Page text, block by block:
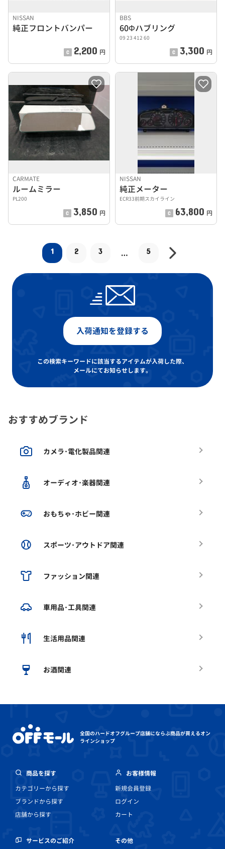
NISSAN
純正フロントバンパー
2,200 円
BBS
60Φハブリング
09 23 412 60
3,300 円
CARMATE
ルームミラー
PL200
3,850 円
NISSAN
純正メーター
ECR33前期スカイライン
63,800 円
1 2 3 … 5
入荷通知を登録する
この検索キーワードに該当するアイテムが入荷した際、
メールにてお知らせします。
おすすめブランド
カメラ･電化製品関連
オーディオ･楽器関連
おもちゃ･ホビー関連
スポーツ･アウトドア関連
ファッション関連
車用品･工具関連
生活用品関連
お酒関連
全国のハードオフグループ店舗にならぶ商品が買えるオン
ラインショップ
商品を探す
カテゴリーから探す
ブランドから探す
店舗から探す
お客様情報
新規会員登録
ログイン
カート
サービスのご紹介 その他